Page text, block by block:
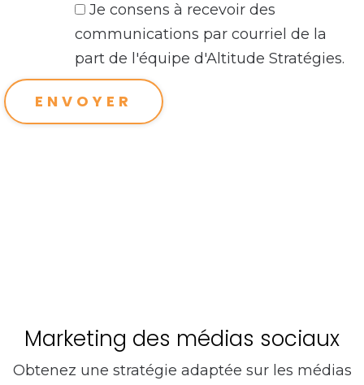
Je consens à recevoir des
communications par courriel de la
part de l'équipe d'Altitude Stratégies.
Marketing des médias sociaux
Obtenez une stratégie adaptée sur les médias